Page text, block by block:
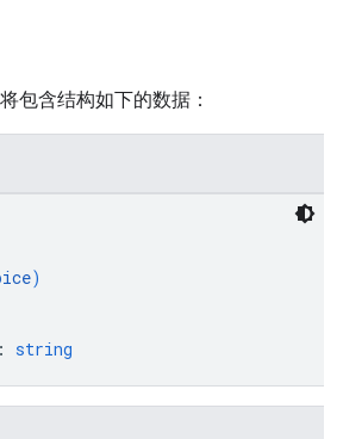
包含结构如下的数据：
)
: string